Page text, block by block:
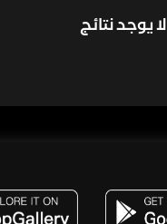
لا يوجد نتائج